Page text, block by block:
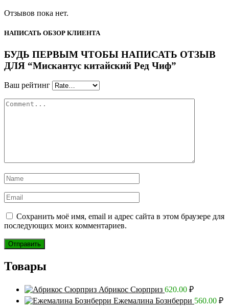
Отзывов пока нет.
НАПИСАТЬ ОБЗОР КЛИЕНТА
БУДЬ ПЕРВЫМ ЧТОБЫ НАПИСАТЬ ОТЗЫВ
ДЛЯ “Мискантус китайский Ред Чиф”
Ваш рейтинг
Сохранить моё имя, email и адрес сайта в этом браузере для
последующих моих комментариев.
Товары
Абрикос Сюрприз 620.00 ₽
Ежемалина Бознберри 560.00 ₽